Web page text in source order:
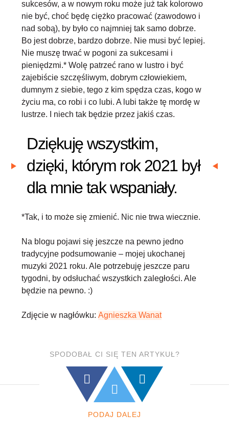
sukcesów, a w nowym roku może już tak kolorowo
nie być, choć będę ciężko pracować (zawodowo i
nad sobą), by było co najmniej tak samo dobrze.
Bo jest dobrze, bardzo dobrze. Nie musi być lepiej.
Nie muszę trwać w pogoni za sukcesami i
pieniędzmi.*Wolę patrzeć rano w lustro i być
zajebiście szczęśliwym, dobrym człowiekiem,
dumnym z siebie, tego z kim spędza czas, kogo w
życiu ma, co robi i co lubi. A lubi także tę mordę w
lustrze. I niech tak będzie przez jakiś czas.
Dziękuję wszystkim,
dzięki, którym rok 2021 był
dla mnie tak wspaniały.
*Tak, i to może się zmienić. Nic nie trwa wiecznie.
Na blogu pojawi się jeszcze na pewno jedno
tradycyjne podsumowanie – mojej ukochanej
muzyki 2021 roku. Ale potrzebuję jeszcze paru
tygodni, by odsłuchać wszystkich zaległości. Ale
będzie na pewno. :)
Zdjęcie w nagłówku:Agnieszka Wanat
SPODOBAŁ CI SIĘ TEN ARTYKUŁ?
PODAJ DALEJ